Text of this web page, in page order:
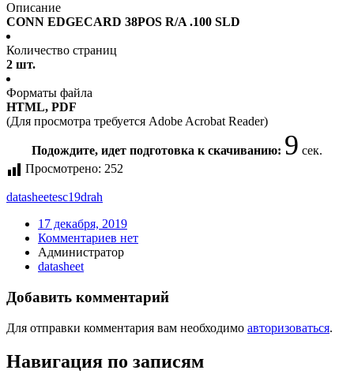
Описание
CONN EDGECARD 38POS R/A .100 SLD
Количество страниц
2 шт.
Форматы файла
HTML, PDF
(Для просмотра требуется Adobe Acrobat Reader)
Подождите, идет подготовка к скачиванию: 9 сек.
Просмотрено: 252
datasheetesc19drah
17 декабря, 2019
Комментариев нет
Администратор
datasheet
Добавить комментарий
Для отправки комментария вам необходимо авторизоваться.
Навигация по записям